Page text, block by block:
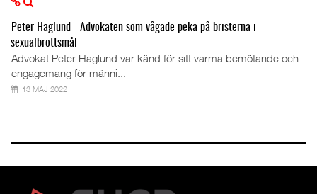
Peter Haglund - Advokaten som vågade peka på bristerna i
sexualbrottsmål
Advokat Peter Haglund var känd för sitt varma bemötande och
engagemang för männi...
13 MAJ 2022